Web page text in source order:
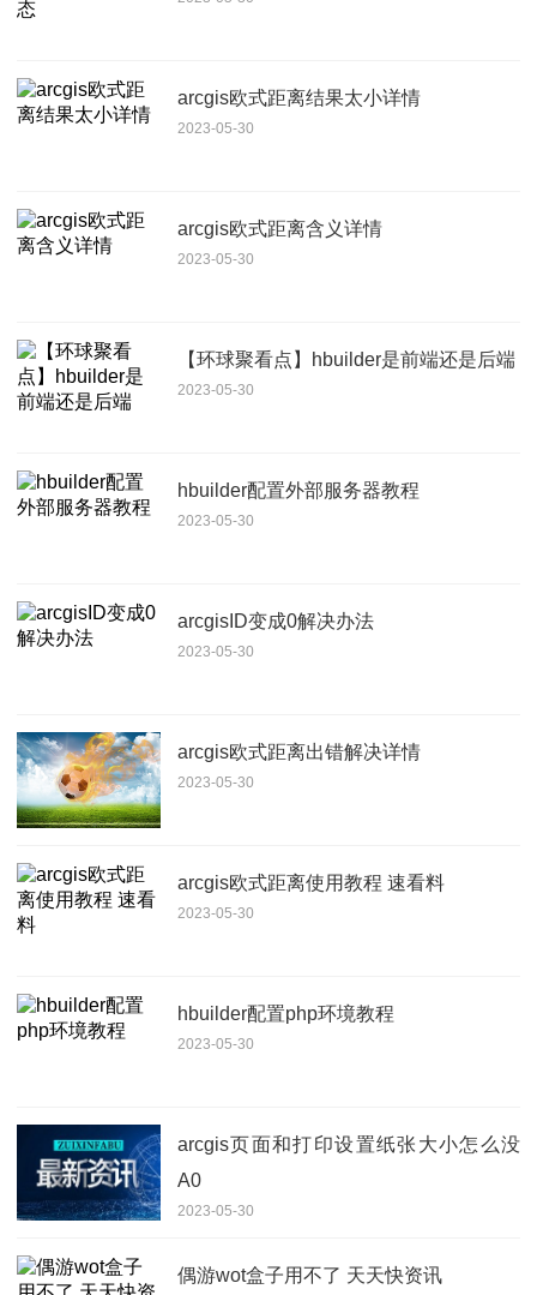
arcgis欧式距离结果太小详情
2023-05-30
arcgis欧式距离含义详情
2023-05-30
【环球聚看点】hbuilder是前端还是后端
2023-05-30
hbuilder配置外部服务器教程
2023-05-30
arcgisID变成0解决办法
2023-05-30
arcgis欧式距离出错解决详情
2023-05-30
arcgis欧式距离使用教程 速看料
2023-05-30
hbuilder配置php环境教程
2023-05-30
arcgis页面和打印设置纸张大小怎么没
A0
2023-05-30
偶游wot盒子用不了 天天快资讯